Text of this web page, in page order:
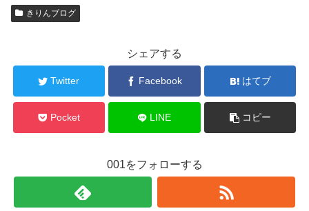
きりんブログ
シェアする
Twitter Facebook はてブ
Pocket LINE コピー
001をフォローする